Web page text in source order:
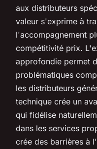
aux distributeurs
valeur s'exprime à
l'accompagnement
compétitivité prix.
approfondie permet
problématiques
les distributeurs
technique crée un
qui fidélise
dans les services
crée des barrières à